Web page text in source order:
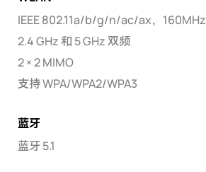
IEEE 802.11a/b/g/n/ac/ax，160MHz
2.4 GHz 和 5 GHz 双频
2 × 2 MIMO
支持 WPA/WPA2/WPA3
蓝牙
蓝牙 5.1